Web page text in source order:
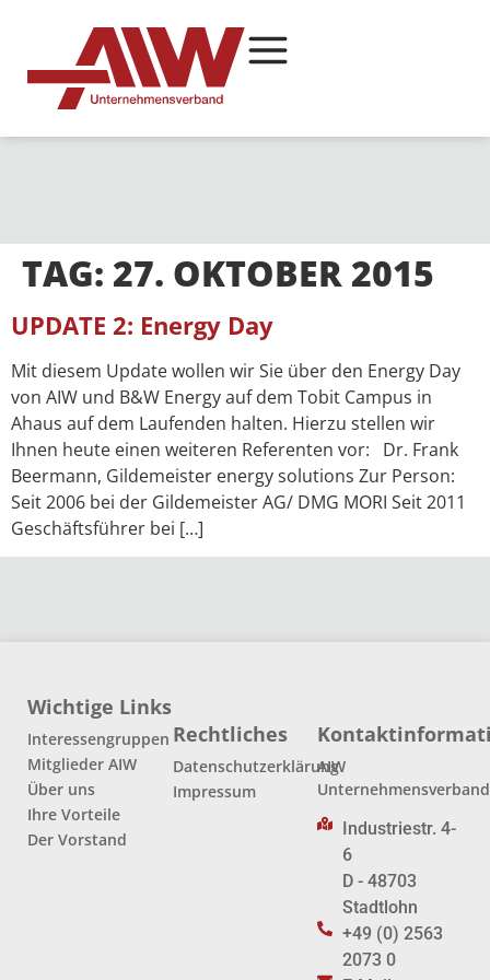
TAG: 27. OKTOBER 2015
UPDATE 2: Energy Day
Mit diesem Update wollen wir Sie über den Energy Day
von AIW und B&W Energy auf dem Tobit Campus in
Ahaus auf dem Laufenden halten. Hierzu stellen wir
Ihnen heute einen weiteren Referenten vor: Dr. Frank
Beermann, Gildemeister energy solutions Zur Person:
Seit 2006 bei der Gildemeister AG/ DMG MORI Seit 2011
Geschäftsführer bei […]
Wichtige Links
Interessengruppen
Mitglieder AIW
Über uns
Ihre Vorteile
Der Vorstand
Rechtliches
Datenschutzerklärung
Impressum
AIW
Unternehmensverband
Industriestr. 4-
6
D - 48703
Stadtlohn
+49 (0) 2563
2073 0